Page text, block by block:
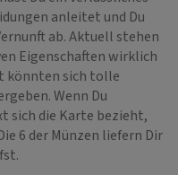
anleitet und Du
ab. Aktuell stehen
Eigenschaften wirklich
könnten sich tolle
Wenn Du
sich die Karte bezieht,
6 der Münzen liefern Dir